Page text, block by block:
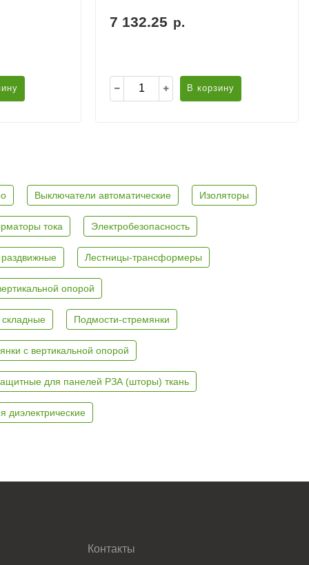
7 132.25 р.
В корзину
Выключатели автоматические Изоляторы
тока Электробезопасность
Лестницы-трансформеры
опорой
Подмости-стремянки
с вертикальной опорой
для панелей РЗА (шторы) ткань
диэлектрические
Контакты